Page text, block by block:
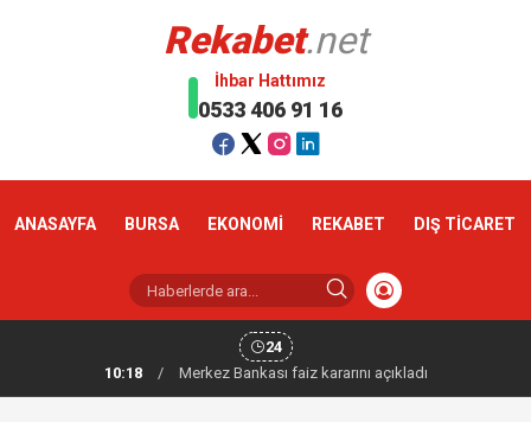
Rekabet.net
İhbar Hattımız
0533 406 91 16
ANASAYFA BURSA EKONOMİ REKABET DIŞ TİCARET
24
10:18
/ Merkez Bankası faiz kararını açıkladı